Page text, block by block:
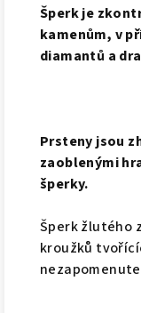
Šperk je
kamenům, v
diamantů a
Prsteny jsou
zaoblenými
šperky.
Šperk žlutého
kroužků